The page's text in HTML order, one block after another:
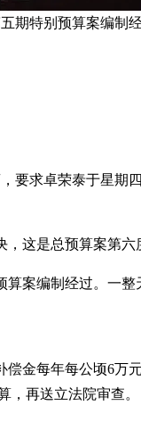
期特别预算案编制
要求卓荣泰于星期
这是总预算案第六
案编制经过。一
金每年每公顷6万
，再送立法院审查。